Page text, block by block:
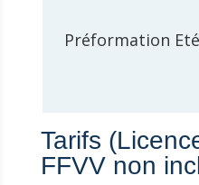
Préformation
Tarifs
FFVV non